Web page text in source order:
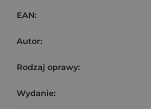
EAN:
Autor:
Rodzaj oprawy:
Wydanie: